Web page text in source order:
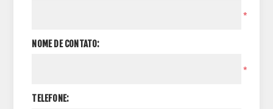
*
NOME DE CONTATO:
*
TELEFONE: